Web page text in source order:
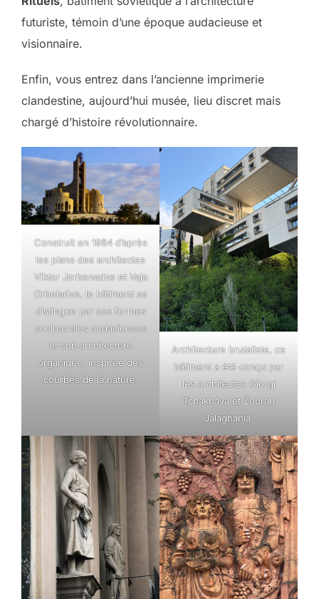
futuriste, témoin d’une époque audacieuse et
visionnaire.
Enfin, vous entrez dans l’ancienne imprimerie
clandestine, aujourd’hui musée, lieu discret mais
chargé d’histoire révolutionnaire.
Construit en 1984 d’après
les plans des architectes
Viktor Jorbenadze et Vaja
Orbeladze, le bâtiment se
distingue par ses formes
sculpturales audacieuses
et son architecture
organique, inspirée des
courbes de la nature.
Architecture brutaliste, ce
bâtiment a été conçu par
les architectes Giorgi
Tchakhava et Zourab
Jalaghania.